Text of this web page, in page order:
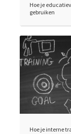
Hoe je
gebruiken
Hoe je interne